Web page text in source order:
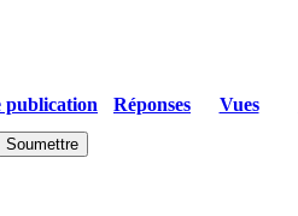
publication Réponses Vues